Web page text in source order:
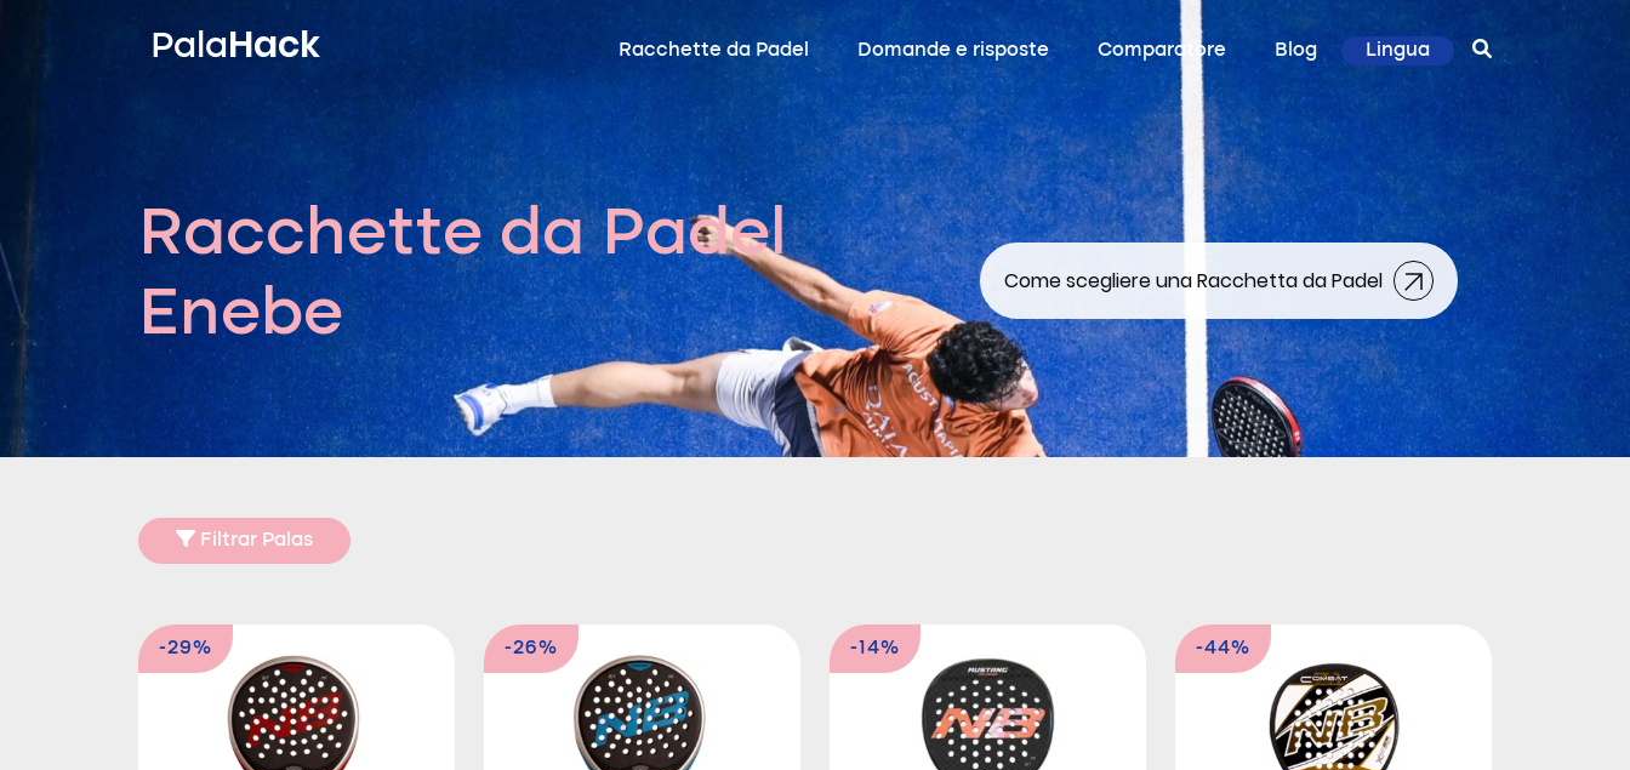
PalaHack Racchette da Padel Domande e risposte Comparatore Blog Lingua
Racchette da Padel
Enebe
Come scegliere una Racchetta da Padel
Filtrar Palas
-29% -26% -14% -44%